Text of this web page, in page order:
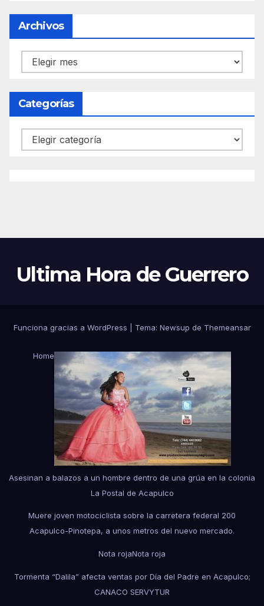
Archivos
Archivos
Categorías
Categorías
Ultima Hora de Guerrero
Funciona gracias a WordPress Tema: Newsup de Themeansar
Home
Asesinan a balazos a un hombre dentro de una grúa en la colonia
La Postal de Acapulco
Muere joven motociclista sobre la carretera federal 200
Acapulco-Pinotepa, a unos metros del nuevo mercado.
Nota rojaNota roja
Tormenta “Dalila” afecta ventas por Día del Padre en Acapulco;
CANACO SERVYTUR